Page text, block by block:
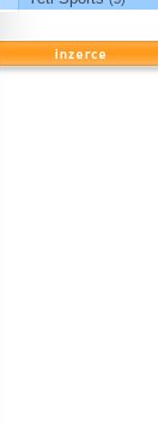
reklama